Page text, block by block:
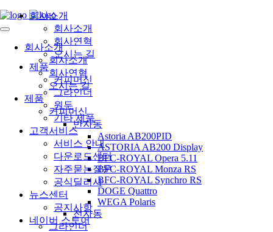
회사소개
회사소개
회사연혁
오시는 길
제품
커피머신
반자동
Astoria AB200PID
ASTORIA AB200 Display
BFC-ROYAL Opera 5.11
BFC-ROYAL Monza RS
BFC-ROYAL Synchro RS
DOGE Quattro
WEGA Polaris
전자동
그라인더
회사소개
회사소개
회사연혁
오시는 길
제품
커피머신
그라인더
원두
기타 제품
고객서비스
서비스 안내
다운로드센터
자주묻는질문
공식딜러사
뉴스센터
공지사항
네이버 스토어